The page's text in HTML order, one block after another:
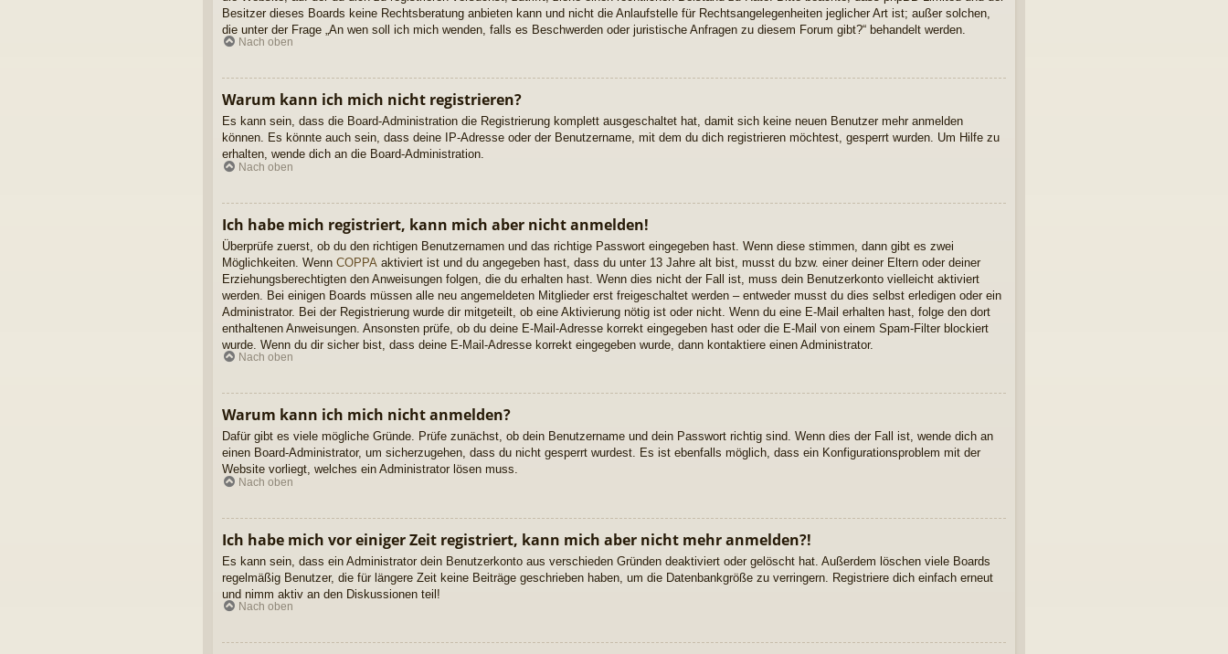
Besitzer dieses Boards keine Rechtsberatung anbieten kann und nicht die Anlaufstelle für Rechtsangelegenheiten jeglicher Art ist; außer solchen,
die unter der Frage „An wen soll ich mich wenden, falls es Beschwerden oder juristische Anfragen zu diesem Forum gibt?“ behandelt werden.
Nach oben
Warum kann ich mich nicht registrieren?
Es kann sein, dass die Board-Administration die Registrierung komplett ausgeschaltet hat, damit sich keine neuen Benutzer mehr anmelden
können. Es könnte auch sein, dass deine IP-Adresse oder der Benutzername, mit dem du dich registrieren möchtest, gesperrt wurden. Um Hilfe zu
erhalten, wende dich an die Board-Administration.
Nach oben
Ich habe mich registriert, kann mich aber nicht anmelden!
Überprüfe zuerst, ob du den richtigen Benutzernamen und das richtige Passwort eingegeben hast. Wenn diese stimmen, dann gibt es zwei
Möglichkeiten. Wenn COPPA aktiviert ist und du angegeben hast, dass du unter 13 Jahre alt bist, musst du bzw. einer deiner Eltern oder deiner
Erziehungsberechtigten den Anweisungen folgen, die du erhalten hast. Wenn dies nicht der Fall ist, muss dein Benutzerkonto vielleicht aktiviert
werden. Bei einigen Boards müssen alle neu angemeldeten Mitglieder erst freigeschaltet werden – entweder musst du dies selbst erledigen oder ein
Administrator. Bei der Registrierung wurde dir mitgeteilt, ob eine Aktivierung nötig ist oder nicht. Wenn du eine E-Mail erhalten hast, folge den dort
enthaltenen Anweisungen. Ansonsten prüfe, ob du deine E-Mail-Adresse korrekt eingegeben hast oder die E-Mail von einem Spam-Filter blockiert
wurde. Wenn du dir sicher bist, dass deine E-Mail-Adresse korrekt eingegeben wurde, dann kontaktiere einen Administrator.
Nach oben
Warum kann ich mich nicht anmelden?
Dafür gibt es viele mögliche Gründe. Prüfe zunächst, ob dein Benutzername und dein Passwort richtig sind. Wenn dies der Fall ist, wende dich an
einen Board-Administrator, um sicherzugehen, dass du nicht gesperrt wurdest. Es ist ebenfalls möglich, dass ein Konfigurationsproblem mit der
Website vorliegt, welches ein Administrator lösen muss.
Nach oben
Ich habe mich vor einiger Zeit registriert, kann mich aber nicht mehr anmelden?!
Es kann sein, dass ein Administrator dein Benutzerkonto aus verschieden Gründen deaktiviert oder gelöscht hat. Außerdem löschen viele Boards
regelmäßig Benutzer, die für längere Zeit keine Beiträge geschrieben haben, um die Datenbankgröße zu verringern. Registriere dich einfach erneut
und nimm aktiv an den Diskussionen teil!
Nach oben